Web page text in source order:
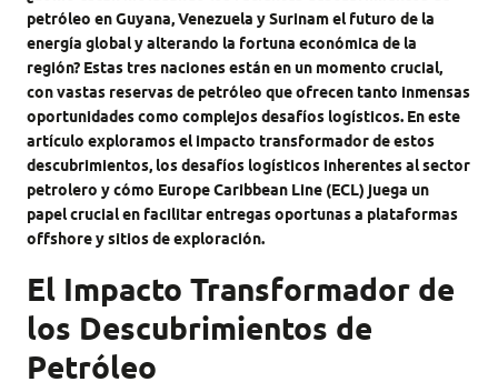
petróleo en Guyana, Venezuela y Surinam el futuro de la
energía global y alterando la fortuna económica de la
región? Estas tres naciones están en un momento crucial,
con vastas reservas de petróleo que ofrecen tanto inmensas
oportunidades como complejos desafíos logísticos. En este
artículo exploramos el impacto transformador de estos
descubrimientos, los desafíos logísticos inherentes al sector
petrolero y cómo Europe Caribbean Line (ECL) juega un
papel crucial en facilitar entregas oportunas a plataformas
offshore y sitios de exploración.
El Impacto Transformador de
los Descubrimientos de
Petróleo